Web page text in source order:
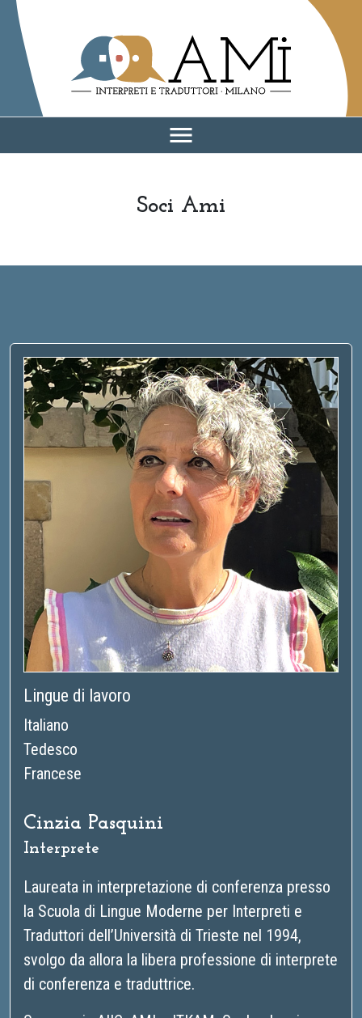
AMI - Associazione Milano Interpreti e traduttori
menu
Soci Ami
Lingue di lavoro
Italiano
Tedesco
Francese
Cinzia Pasquini
Interprete
Laureata in interpretazione di conferenza presso
la Scuola di Lingue Moderne per Interpreti e
Traduttori dell’Università di Trieste nel 1994,
svolgo da allora la libera professione di interprete
di conferenza e traduttrice.